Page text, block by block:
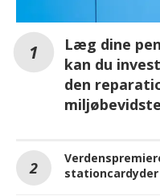
Læg dine
kan du
den